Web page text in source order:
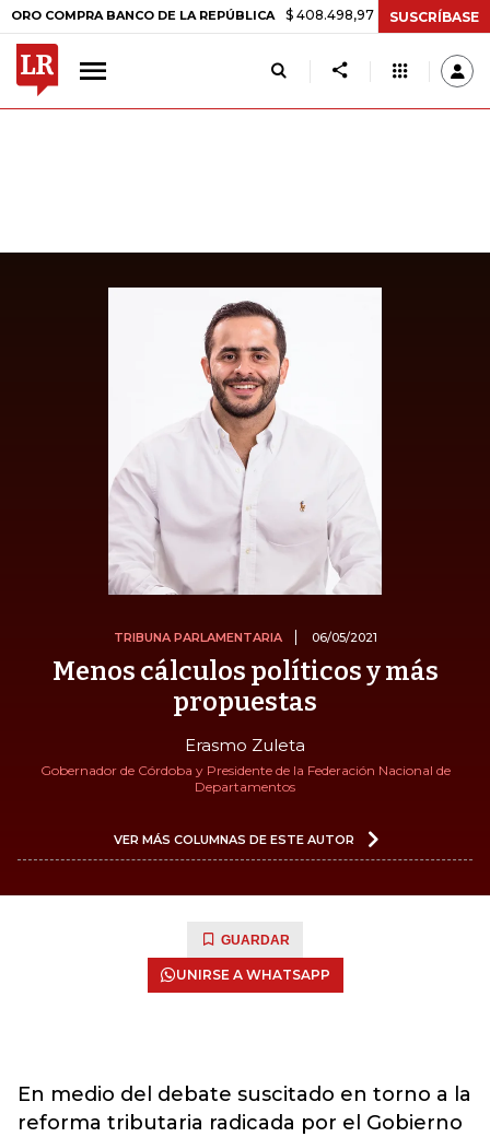
BANCO DE LA REPÚBLICA $ 408.498,97 +$ 8.753,81 +2,19%
SUSCRÍBASE
TRIBUNA PARLAMENTARIA 06/05/2021
Menos cálculos políticos y más
propuestas
Erasmo Zuleta
Gobernador de Córdoba y Presidente de la Federación Nacional de
Departamentos
VER MÁS COLUMNAS DE ESTE AUTOR
GUARDAR
UNIRSE A WHATSAPP
En medio del debate suscitado en torno a la
reforma tributaria radicada por el Gobierno